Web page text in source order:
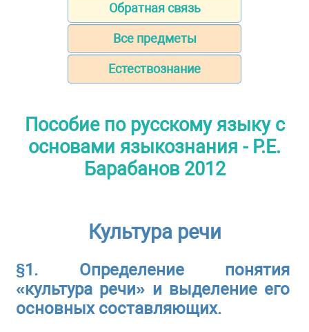
Обратная связь
Все предметы
Естествознание
Пособие по русскому языку с
основами языкознания - Р.Е.
Барабанов 2012
Культура речи
§1. Определение понятия
«культура речи» и выделение его
основных составляющих.